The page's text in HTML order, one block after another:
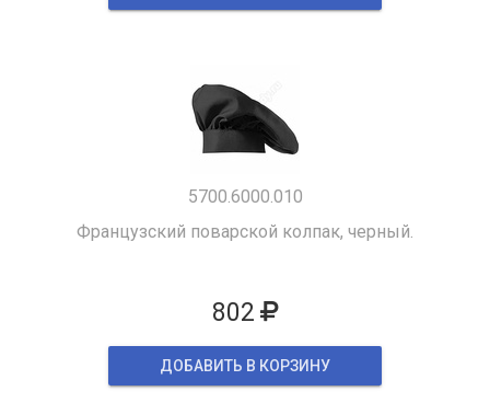
5700.6000.010
Французский поварской колпак, черный.
802
ДОБАВИТЬ В КОРЗИНУ